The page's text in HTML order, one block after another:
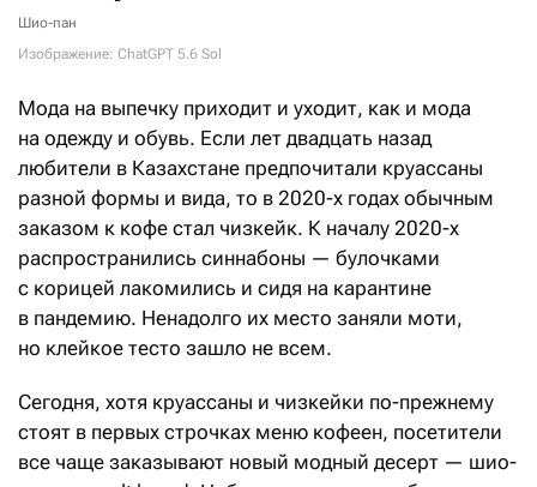
Шио-пан
Изображение: ChatGPT 5.6 Sol
Мода на выпечку приходит и уходит, как и мода
на одежду и обувь. Если лет двадцать назад
любители в Казахстане предпочитали круассаны
разной формы и вида, то в 2020-х годах обычным
заказом к кофе стал чизкейк. К началу 2020-х
распространились синнабоны — булочками
с корицей лакомились и сидя на карантине
в пандемию. Ненадолго их место заняли моти,
но клейкое тесто зашло не всем.
Сегодня, хотя круассаны и чизкейки по-прежнему
стоят в первых строчках меню кофеен, посетители
все чаще заказывают новый модный десерт — шио-